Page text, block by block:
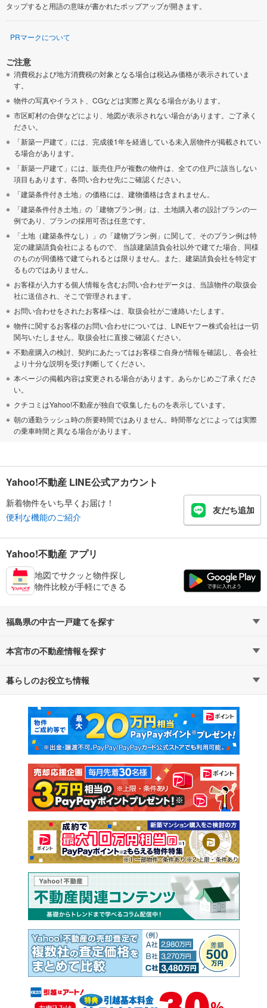
タップすると用語の意味が書かれたポップアップが開きます。
PRマークについて
ご注意
消費税および地方消費税の対象となる場合は税込み価格が表示されていま
す。
物件の写真やイラスト、CGなどは実際と異なる場合があります。
市区町村の合併などにより、地図が表示されない場合があります。ご了承く
ださい。
「新築一戸建て」には、完成後1年を経過している未入居物件が掲載されてい
る場合があります。
「新築一戸建て」には、販売住戸が複数の物件は、全ての住戸に該当しない
項目もあります。各問い合わせ先にご確認ください。
「建築条件付き土地」の価格には、建物価格は含まれません。
「建築条件付き土地」の「建物プラン例」は、土地購入者の設計プランの一
例であり、プランの採用可否は任意です。
「土地（建築条件なし）」の「建物プラン例」に関して、そのプラン例は特
定の建築請負会社によるもので、 当該建築請負会社以外で建てた場合、同様
のものが同価格で建てられるとは限りません。また、建築請負会社を特定す
るものではありません。
お客様が入力する個人情報を含むお問い合わせデータは、当該物件の取扱会
社に送信され、そこで管理されます。
お問い合わせをされたお客様へは、取扱会社がご連絡いたします。
物件に関するお客様のお問い合わせについては、LINEヤフー株式会社は一切
関与いたしません。取扱会社に直接ご確認ください。
不動産購入の検討、契約にあたってはお客様ご自身が情報を確認し、各会社
より十分な説明を受け判断してください。
本ページの掲載内容は変更される場合があります。あらかじめご了承くださ
い。
クチコミはYahoo!不動産が独自で収集したものを表示しています。
朝の通勤ラッシュ時の所要時間ではありません。時間帯などによっては実際
の乗車時間と異なる場合があります。
Yahoo!不動産 LINE公式アカウント
新着物件をいち早くお届け！
便利な機能のご紹介
友だち追加
Yahoo!不動産 アプリ
地図でサクッと物件探し
物件比較が手軽にできる
福島県の中古一戸建てを探す
路線・駅から探す
通勤・通学時間から探す
本宮市の不動産情報を探す
不動産・住宅
新築マンション 中古マンション
新築一戸建て 中古一戸建て
注文住宅 土地
売却査定
暮らしのお役立ち情報
マンションカタログ 教えて！住まいの先生